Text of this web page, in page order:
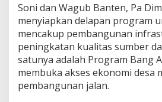
Soni dan Wagub Banten, Pa
menyiapkan delapan program
mencakup pembangunan
peningkatan kualitas sumber
satunya adalah Program Bang
membuka akses ekonomi desa
pembangunan jalan.